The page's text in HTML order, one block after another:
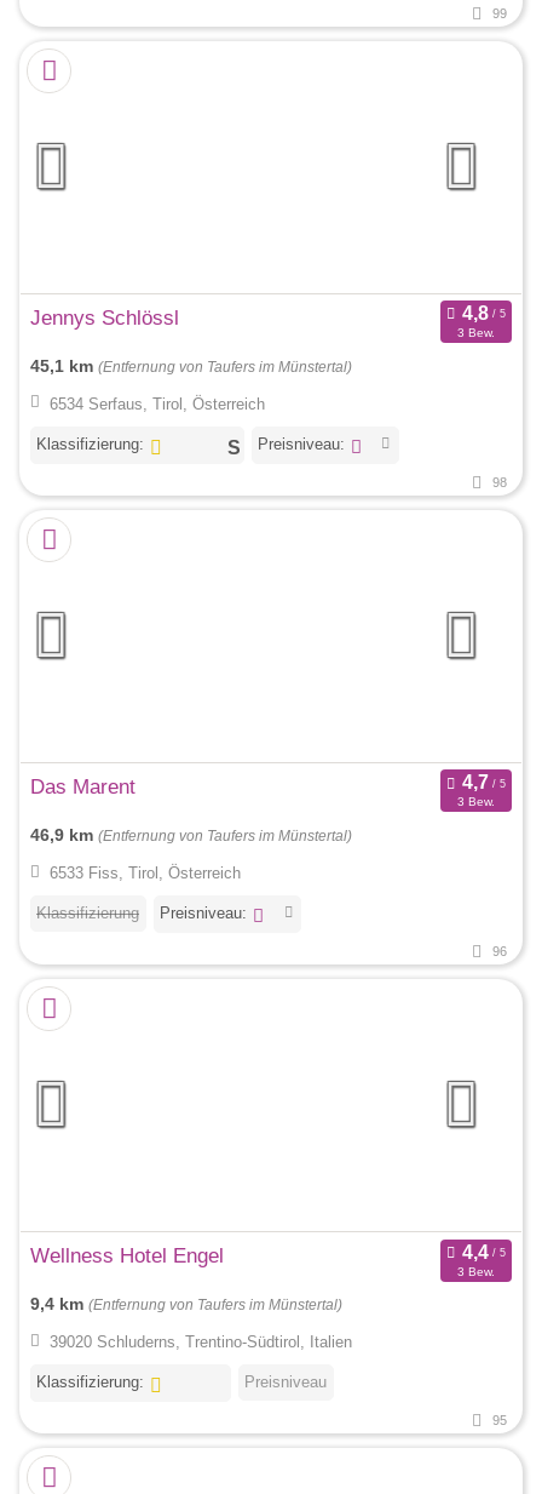
99
Jennys Schlössl
3 Bew.
45,1 km (Entfernung von Taufers im Münstertal)
6534 Serfaus, Tirol, Österreich
Klassifizierung: Preisniveau:
98
Das Marent
3 Bew.
46,9 km (Entfernung von Taufers im Münstertal)
6533 Fiss, Tirol, Österreich
Klassifizierung Preisniveau:
96
Wellness Hotel Engel
3 Bew.
9,4 km (Entfernung von Taufers im Münstertal)
39020 Schluderns, Trentino-Südtirol, Italien
Klassifizierung: Preisniveau
95